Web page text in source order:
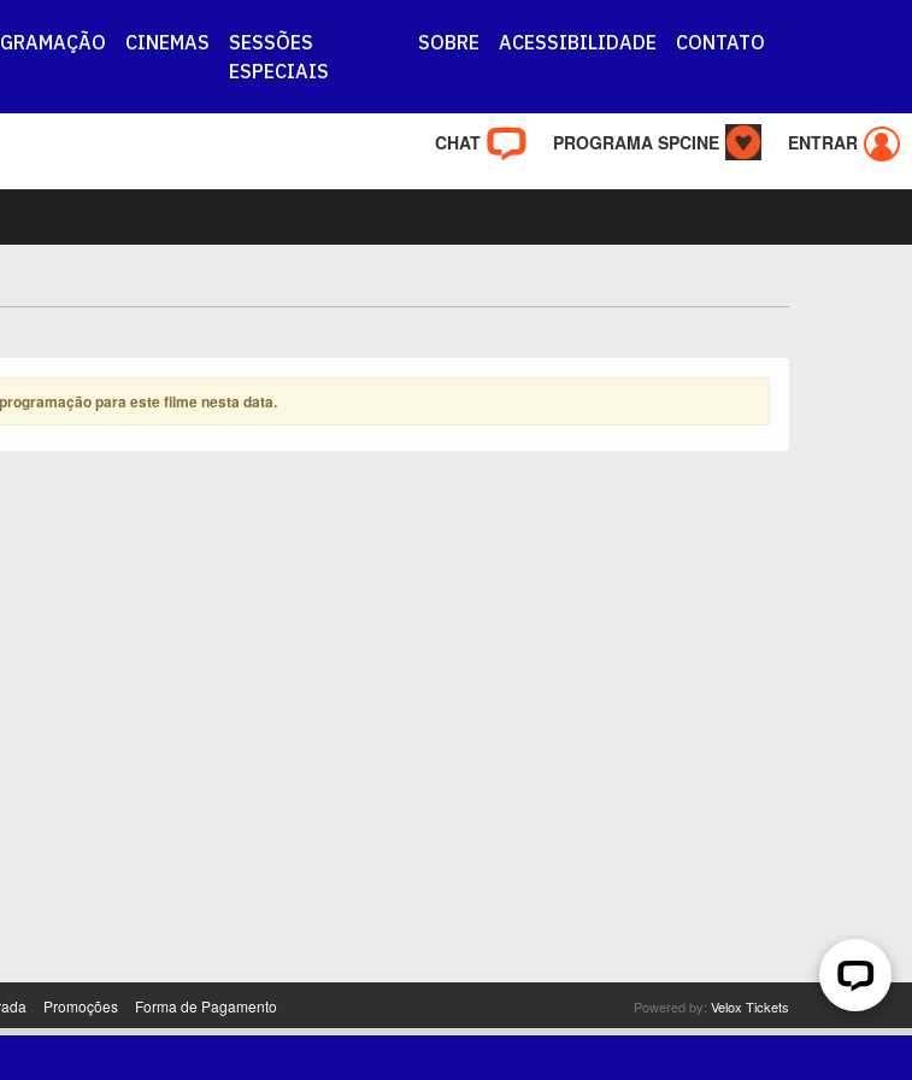
CINEMAS
SESSÕES
ESPECIAIS
SOBRE ACESSIBILIDADE CONTATO